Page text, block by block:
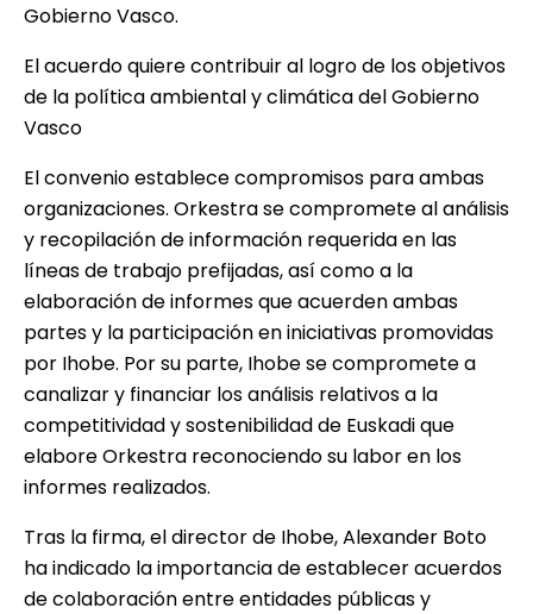
Gobierno Vasco.
El acuerdo quiere contribuir al logro de los objetivos
de la política ambiental y climática del Gobierno
Vasco
El convenio establece compromisos para ambas
organizaciones. Orkestra se compromete al análisis
y recopilación de información requerida en las
líneas de trabajo prefijadas, así como a la
elaboración de informes que acuerden ambas
partes y la participación en iniciativas promovidas
por Ihobe. Por su parte, Ihobe se compromete a
canalizar y financiar los análisis relativos a la
competitividad y sostenibilidad de Euskadi que
elabore Orkestra reconociendo su labor en los
informes realizados.
Tras la firma, el director de Ihobe, Alexander Boto
ha indicado la importancia de establecer acuerdos
de colaboración entre entidades públicas y